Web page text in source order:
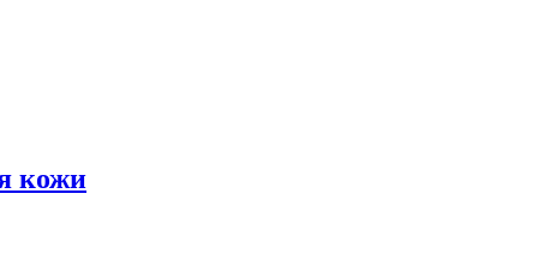
кожи